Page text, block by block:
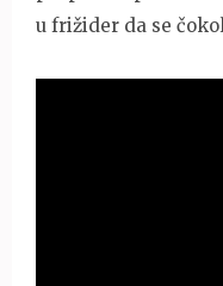
u frižider da se